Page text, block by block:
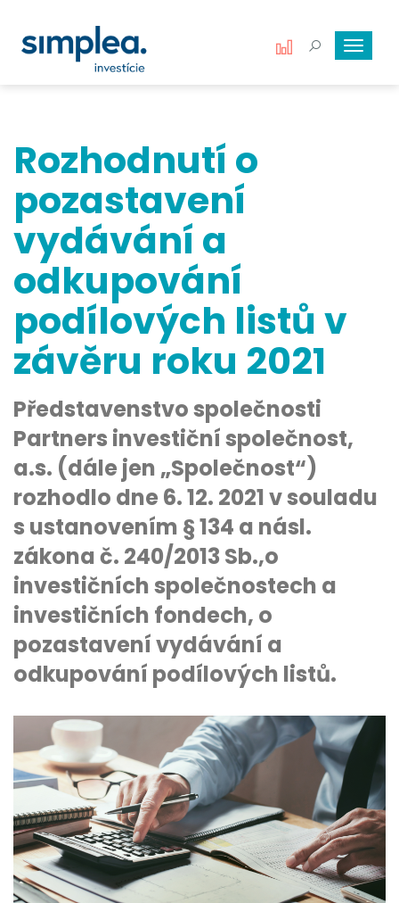
Toggle
Rozhodnutí o
pozastavení
vydávání a
odkupování
podílových listů v
závěru roku 2021
Představenstvo společnosti
Partners investiční společnost,
a.s. (dále jen „Společnost“)
rozhodlo dne 6. 12. 2021 v souladu
s ustanovením § 134 a násl.
zákona č. 240/2013 Sb.,o
investičních společnostech a
investičních fondech, o
pozastavení vydávání a
odkupování podílových listů.